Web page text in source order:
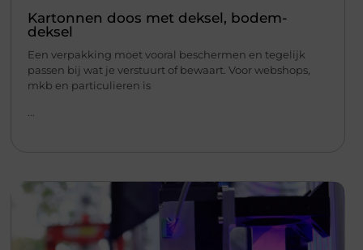
Kartonnen doos met deksel, bodem-
deksel
Een verpakking moet vooral beschermen en tegelijk
passen bij wat je verstuurt of bewaart. Voor webshops,
mkb en particulieren is
...